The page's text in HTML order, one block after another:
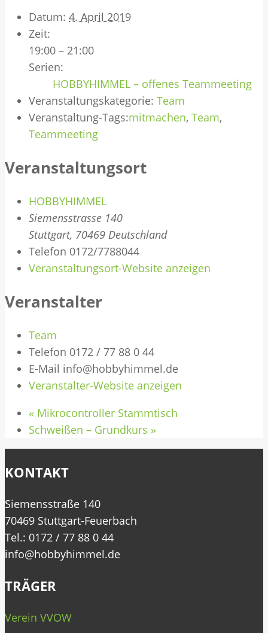
Datum: 4. April 2019
Zeit:
19:00 – 21:00
Serien:
HOBBYHIMMEL – offenes Teammeeting
Veranstaltungskategorie: Team
Veranstaltung-Tags:mitmachen, Team,
Teammeeting
Veranstaltungsort
HOBBYHIMMEL
Siemensstrasse 140
Stuttgart, 70469 Deutschland
Telefon 0172/7788044
Veranstaltungsort-Website anzeigen
Veranstalter
Team
Telefon 0172 / 77 88 0 44
E-Mail info@hobbyhimmel.de
Veranstalter-Website anzeigen
« Mikrocontroller Stammtisch
Schweißen – Grundkurs »
KONTAKT
Siemensstraße 140
70469 Stuttgart-Feuerbach
Tel.: 0172 / 77 88 0 44
info@hobbyhimmel.de
TRÄGER
Verein VVOW